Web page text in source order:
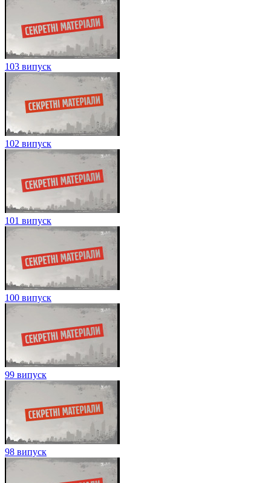
103 випуск
102 випуск
101 випуск
100 випуск
99 випуск
98 випуск